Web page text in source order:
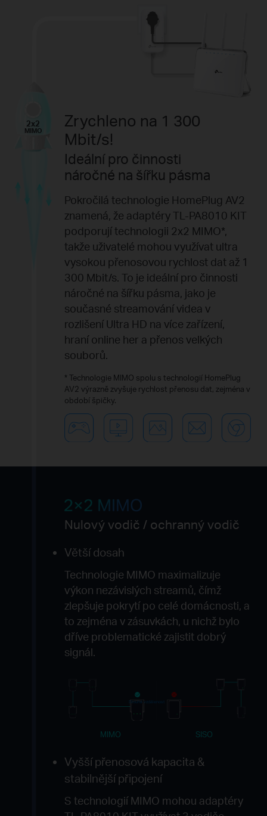
Zrychleno na 1 300
Mbit/s!
Ideální pro činnosti
náročné na šířku pásma
Pokročilá technologie HomePlug AV2
znamená, že adaptéry TL-PA8010 KIT
podporují technologii 2x2 MIMO*,
takže uživatelé mohou využívat ultra
vysokou přenosovou rychlost dat až 1
300 Mbit/s. To je ideální pro činnosti
náročné na šířku pásma, jako je
současné streamování videa v
rozlišení Ultra HD na více zařízení,
hraní online her a přenos velkých
souborů.
* Technologie MIMO spolu s technologií HomePlug
AV2 výrazně zvyšuje rychlost přenosu dat, zejména v
období špičky.
2x2
MIMO
Nulový vodič / ochranný vodič
Větší dosah
Technologie MIMO maximalizuje
výkon nezávislých streamů, čímž
zlepšuje pokrytí po celé domácnosti, a
to zejména v zásuvkách, u nichž bylo
dříve problematické zajistit dobrý
signál.
Dlouhá vzdálenost
MIMO SISO
Vyšší přenosová kapacita &
stabilnější připojení
S technologií MIMO mohou adaptéry